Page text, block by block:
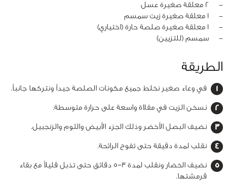
‏-
2 معلقة صغيرة عسل
‏-
1 معلقة صغيرة زيت سمسم
‏-
1 معلقة صغيرة صلصة حارة (اختياري)
‏-
سمسم (للتزيين)
الطريقة
في وعاء صغير نخلط جميع مكونات الصلصة جيداً ونتركها جانباً.
نسخن الزيت في مقلاة واسعة على حرارة متوسطة.
نضيف البصل الأخضر وذلك الجزء الأبيض والثوم والزنجبيل.
نقلب لمدة دقيقة حتى تفوح الرائحة.
نضيف الخضار ونقلب لمدة 3–5 دقائق حتى تذبل قليلاً مع بقاء
قرمشتها.